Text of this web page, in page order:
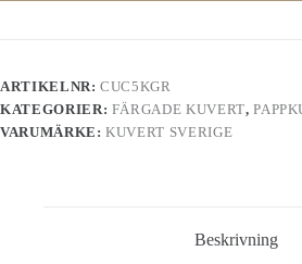
ARTIKELNR:CUC5KGR
KATEGORIER: FÄRGADE KUVERT,
VARUMÄRKE:KUVERT SVERIGE
Beskrivning